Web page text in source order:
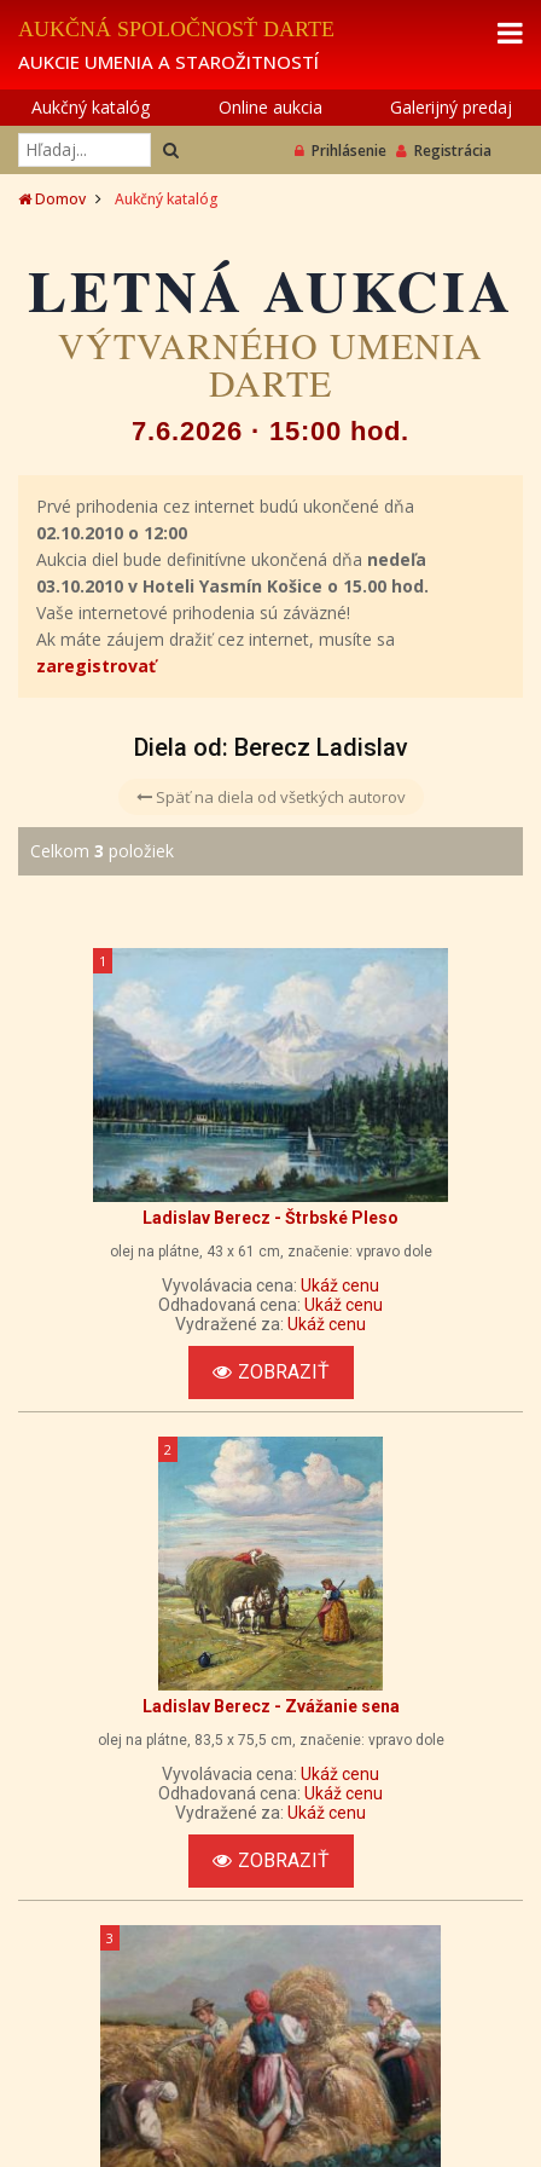
AUKČNÁ SPOLOČNOSŤ DARTE
AUKCIE UMENIA A STAROŽITNOSTÍ
Aukčný katalóg Online aukcia Galerijný predaj
Prihlásenie Registrácia
Domov Aukčný katalóg
LETNÁ AUKCIA
VÝTVARNÉHO UMENIA
DARTE
7.6.2026 · 15:00 hod.
Prvé prihodenia cez internet budú ukončené dňa
02.10.2010 o 12:00
Aukcia diel bude definitívne ukončená dňa nedeľa
03.10.2010 v Hoteli Yasmín Košice o 15.00 hod.
Vaše internetové prihodenia sú záväzné!
Ak máte záujem dražiť cez internet, musíte sa
zaregistrovať
Diela od: Berecz Ladislav
Späť na diela od všetkých autorov
Celkom 3 položiek
1
Ladislav Berecz - Štrbské Pleso
olej na plátne, 43 x 61 cm, značenie: vpravo dole
Vyvolávacia cena: Ukáž cenu
Odhadovaná cena: Ukáž cenu
Vydražené za: Ukáž cenu
ZOBRAZIŤ
2
Ladislav Berecz - Zvážanie sena
olej na plátne, 83,5 x 75,5 cm, značenie: vpravo dole
Vyvolávacia cena: Ukáž cenu
Odhadovaná cena: Ukáž cenu
Vydražené za: Ukáž cenu
ZOBRAZIŤ
3